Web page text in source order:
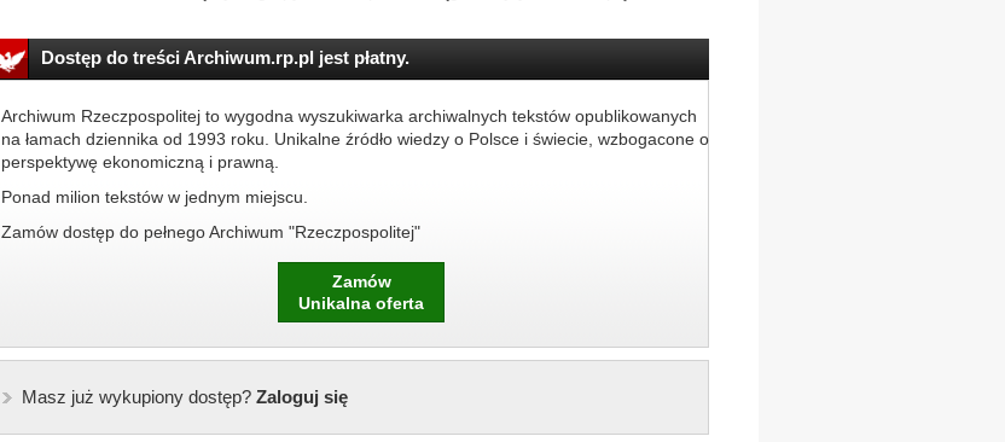
Dostęp do treści Archiwum.rp.pl jest płatny.
Archiwum Rzeczpospolitej to wygodna wyszukiwarka archiwalnych tekstów opublikowanych
na łamach dziennika od 1993 roku. Unikalne źródło wiedzy o Polsce i świecie, wzbogacone o
perspektywę ekonomiczną i prawną.
Ponad milion tekstów w jednym miejscu.
Zamów dostęp do pełnego Archiwum "Rzeczpospolitej"
Zamów
Unikalna oferta
Masz już wykupiony dostęp?Zaloguj się